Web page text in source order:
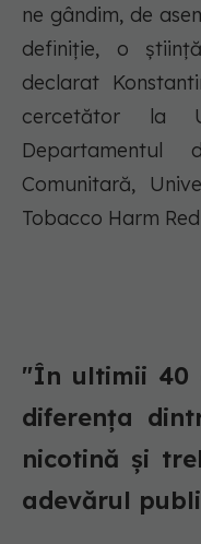
ne gândim, de
definiție, o
declarat
cercetător la
Comunitară,
Tobacco Harm
"În ultimii 40
diferența
nicotină și
adevărul